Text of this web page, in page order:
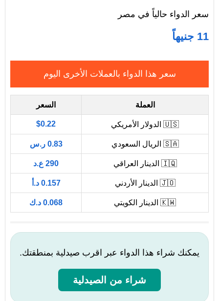
سعر الدواء حالياً في مصر
11 جنيهاً
سعر هذا الدواء بالعملات الأخرى اليوم
العملة السعر
🇺🇸 الدولار الأمريكي $0.22
🇸🇦 الريال السعودي 0.83 ر.س
🇮🇶 الدينار العراقي 290 ع.د
🇯🇴 الدينار الأردني 0.157 د.أ
🇰🇼 الدينار الكويتي 0.068 د.ك
يمكنك شراء هذا الدواء عبر اقرب صيدلية بمنطقتك.
شراء من الصيدلية